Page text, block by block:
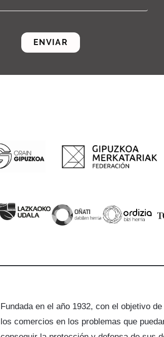
ENVIAR
Fundada en el año 1932, con el objetivo
los comercios en los problemas que